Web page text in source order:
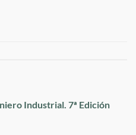
Industrial. 7ª Edición